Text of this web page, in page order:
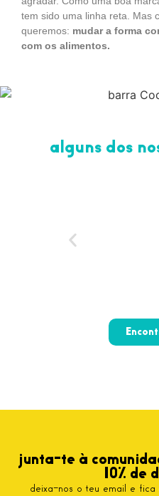
tem sido uma linha reta. Mas
queremos: mudar a forma
com os alimentos.
alguns dos
junta-te à
10% de
deixa-nos o teu email e